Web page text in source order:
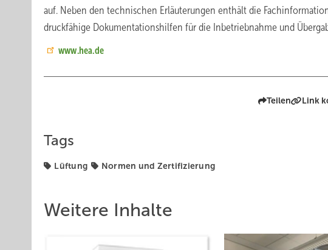
auf. Neben den technischen Erläuterungen enthält die
druckfähige Dokumentationshilfen für die Inbetriebnahme und
www.hea.de
Teilen Link
Tags
Lüftung Normen und Zertifizierung
Weitere Inhalte